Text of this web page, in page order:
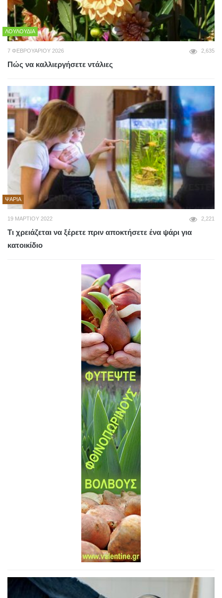
ΛΟΥΛΟΎΔΙΑ
7 ΦΕΒΡΟΥΑΡΊΟΥ 2026 2,635
Πώς να καλλιεργήσετε ντάλιες
ΨΆΡΙΑ
19 ΜΑΡΤΊΟΥ 2022 2,221
Τι χρειάζεται να ξέρετε πριν αποκτήσετε ένα ψάρι για
κατοικίδιο